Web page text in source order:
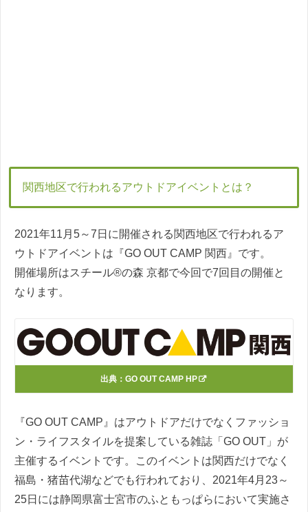
関西地区で行われるアウトドアイベントとは？
2021年11月5～7日に開催される関西地区で行われるア
ウトドアイベントは『GO OUT CAMP 関西』です。
開催場所はスチール®の森 京都で今回で7回目の開催と
なります。
出典： GO OUT CAMP HP
『GO OUT CAMP』はアウトドアだけでなくファッショ
ン・ライフスタイルを提案している雑誌「GO OUT」が
主催するイベントです。このイベントは関西だけでなく
福島・猪苗代湖などでも行われており、2021年4月23～
25日には静岡県富士宮市のふともっぱらにおいて実施さ